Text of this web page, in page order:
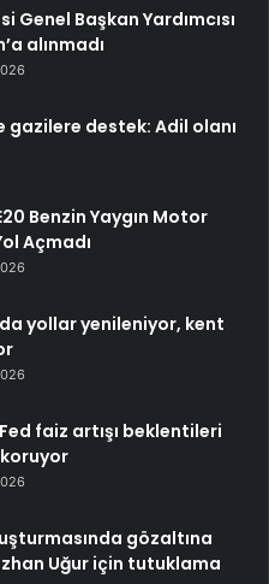
Genel Başkan Yardımcısı
alınmadı
gazilere destek: Adil olanı
Benzin Yaygın Motor
Açmadı
yollar yenileniyor, kent
faiz artışı beklentileri
gözaltına
Uğur için tutuklama